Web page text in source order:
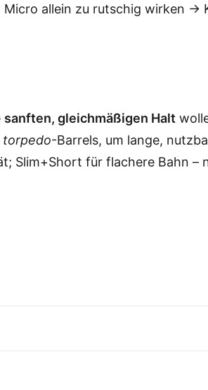
Micro allein zu rutschig wirken →
sanften, gleichmäßigen Halt
torpedo-Barrels, um lange,
Slim+Short für flachere Bahn –